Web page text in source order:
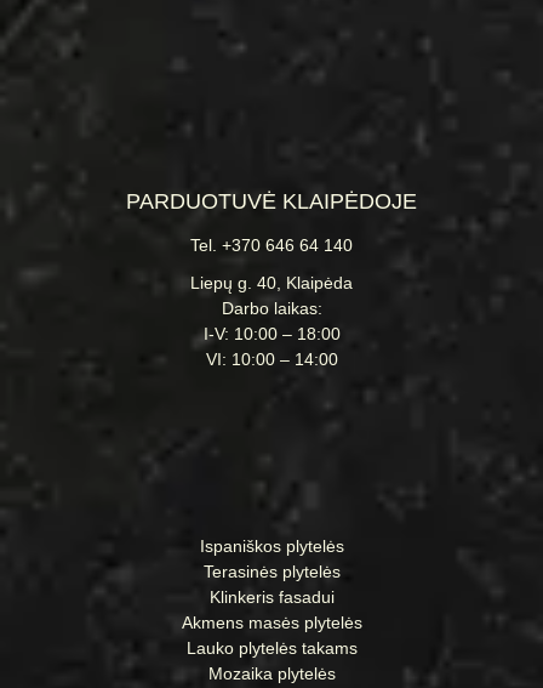
PARDUOTUVĖ KLAIPĖDOJE
Tel. +370 646 64 140
Liepų g. 40, Klaipėda
Darbo laikas:
I-V: 10:00 – 18:00
VI: 10:00 – 14:00
Ispaniškos plytelės
Terasinės plytelės
Klinkeris fasadui
Akmens masės plytelės
Lauko plytelės takams
Mozaika plytelės